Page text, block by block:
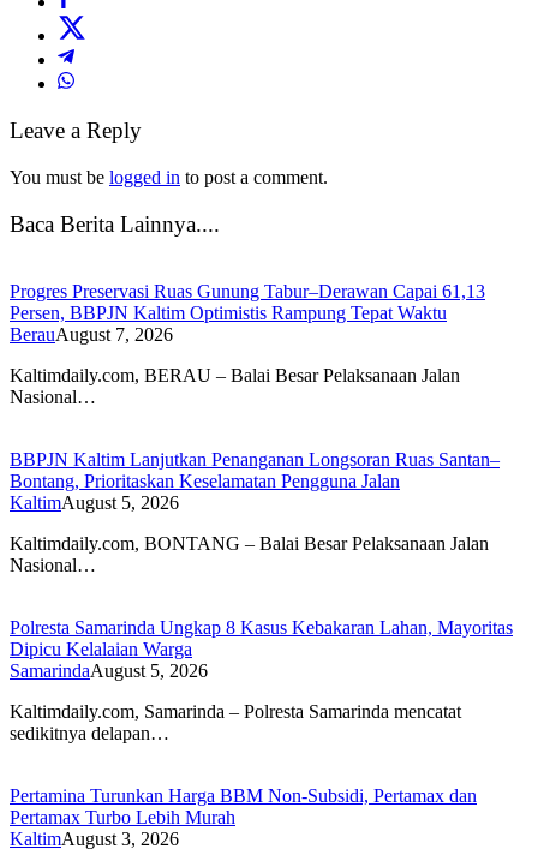
Leave a Reply
You must be logged in to post a comment.
Baca Berita Lainnya....
Progres Preservasi Ruas Gunung Tabur–Derawan Capai 61,13
Persen, BBPJN Kaltim Optimistis Rampung Tepat Waktu
BerauAugust 7, 2026
Kaltimdaily.com, BERAU – Balai Besar Pelaksanaan Jalan
Nasional…
BBPJN Kaltim Lanjutkan Penanganan Longsoran Ruas Santan–
Bontang, Prioritaskan Keselamatan Pengguna Jalan
KaltimAugust 5, 2026
Kaltimdaily.com, BONTANG – Balai Besar Pelaksanaan Jalan
Nasional…
Polresta Samarinda Ungkap 8 Kasus Kebakaran Lahan, Mayoritas
Dipicu Kelalaian Warga
SamarindaAugust 5, 2026
Kaltimdaily.com, Samarinda – Polresta Samarinda mencatat
sedikitnya delapan…
Pertamina Turunkan Harga BBM Non-Subsidi, Pertamax dan
Pertamax Turbo Lebih Murah
KaltimAugust 3, 2026